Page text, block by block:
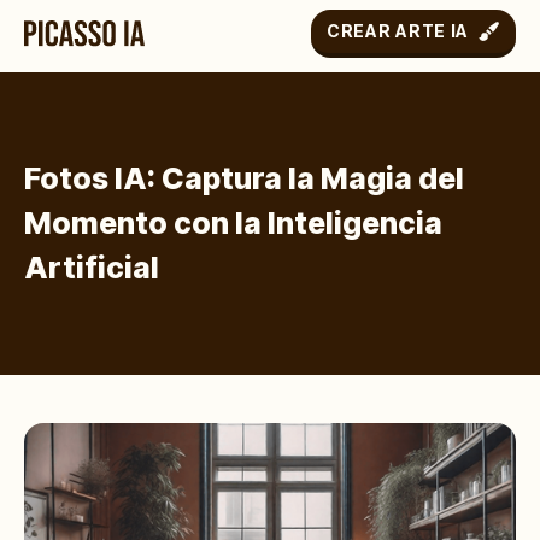
CREAR ARTE IA
Fotos IA: Captura la Magia del
Momento con la Inteligencia
Artificial